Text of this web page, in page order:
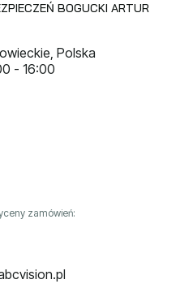
BOGUCKI ARTUR
Polska
- 16:00
zamówień: